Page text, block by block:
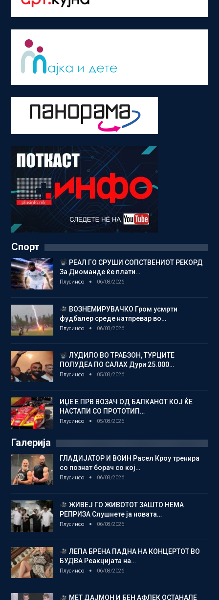
Спорт
РЕАЛ ГО СРУШИ СОПСТВЕНИОТ РЕКОРД
За Диоманде ќе плати…
Плусинфо 06/08/2026
ВОЗНЕМИРУВАЧКО Гром усмрти
фудбалер среде натпревар во…
Плусинфо 06/08/2026
ЛУДИЛО ВО ТРАБЗОН, ТУРЦИТЕ
ПОЛУДЕА ПО САЛАХ Дури 25.000…
Плусинфо 05/08/2026
ИЏЕ Е ПРВ ВОЗАЧ ОД БАЛКАНОТ КОЈ ЌЕ
НАСТАПИ СО ПРОТОТИП…
Плусинфо 05/08/2026
Галерија
ГЛАДИЈАТОР И ВОИН Расел Кроу тренира
со познат борач со кој…
Плусинфо 06/08/2026
ЖИВЕЈ ГО ЖИВОТОТ ЗАШТО НЕМА
РЕПРИЗА Слушнете ја новата…
Плусинфо 06/08/2026
ЛЕПА БРЕНА ПАДНА НА КОНЦЕРТОТ ВО
БУДВА Реакцијата на…
Плусинфо 06/08/2026
МЕТ ДАЈМОН И БЕН АФЛЕК ОСТАНАЛЕ